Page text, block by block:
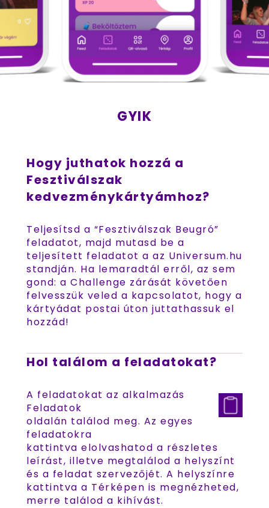
GYIK
Hogy juthatok hozzá a
Fesztiválszak
kedvezménykártyámhoz?
Teljesítsd a “Fesztiválszak Beugró”
feladatot, majd mutasd be a
teljesített feladatot a az Universum.hu
standján. Ha lemaradtál erről, az sem
gond: a Challenge zárását követően
felvesszük veled a kapcsolatot, hogy a
kártyádat postai úton juttathassuk el
hozzád!
Hol találom a feladatokat?
A feladatokat az alkalmazás
Feladatok
oldalán találod meg. Az egyes
feladatokra
kattintva elolvashatod a részletes
leírást, illetve megtalálod a helyszínt
és a feladat szervezőjét. A helyszínre
kattintva a Térképen is megnézheted,
merre találod a kihívást.